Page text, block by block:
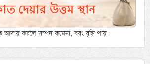
আদায় করলে সম্পদ কমেনা, বরং বৃদ্ধি পায়।